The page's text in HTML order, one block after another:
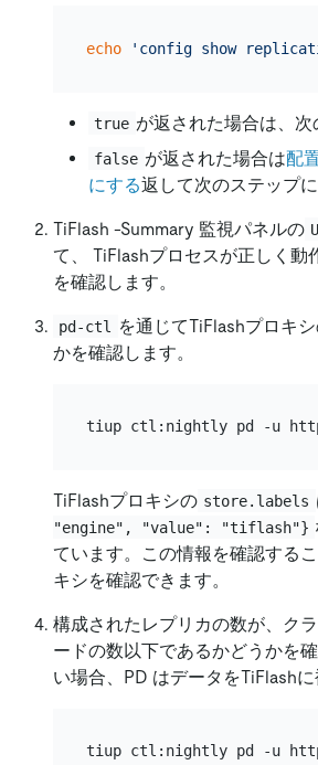
echo 'config show
true が返された場合は、次
false が返された場合は配
にする返して次のステップに
TiFlash -Summary 監視パネルの
て、 TiFlashプロセスが正しく動
を確認します。
pd-ctl
を通じてTiFlashプロキ
かを確認します。
tiup ctl:nightly pd -u
TiFlashプロキシの store.labels
"engine", "value": "tiflash"}
ています。この情報を確認する
キシを確認できます。
構成されたレプリカの数が、ク
ードの数以下であるかどうかを
い場合、PD はデータをTiFlashに
tiup ctl:nightly pd -u